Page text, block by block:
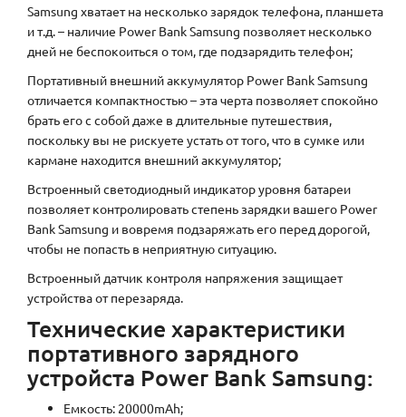
Samsung хватает на несколько зарядок телефона, планшета
и т.д. – наличие Power Bank Samsung позволяет несколько
дней не беспокоиться о том, где подзарядить телефон;
Портативный внешний аккумулятор Power Bank Samsung
отличается компактностью – эта черта позволяет спокойно
брать его с собой даже в длительные путешествия,
поскольку вы не рискуете устать от того, что в сумке или
кармане находится внешний аккумулятор;
Встроенный светодиодный индикатор уровня батареи
позволяет контролировать степень зарядки вашего Power
Bank Samsung и вовремя подзаряжать его перед дорогой,
чтобы не попасть в неприятную ситуацию.
Встроенный датчик контроля напряжения защищает
устройства от перезаряда.
Технические характеристики
портативного зарядного
устройста Power Bank Samsung:
Емкость: 20000mAh;